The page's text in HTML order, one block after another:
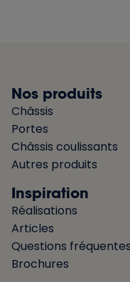
Nos produits
Châssis
Portes
Châssis coulissants
Autres produits
Inspiration
Réalisations
Articles
Questions fréquentes
Brochures